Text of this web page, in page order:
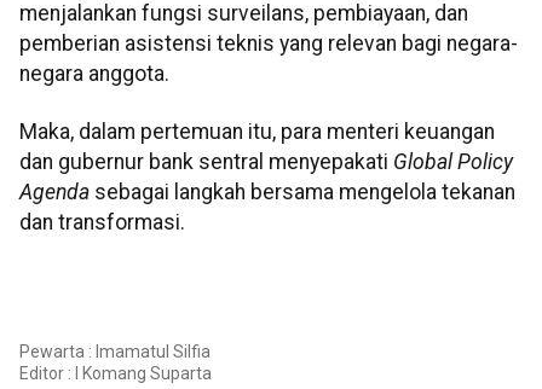
menjalankan fungsi surveilans, pembiayaan, dan
pemberian asistensi teknis yang relevan bagi negara-
negara anggota.
Maka, dalam pertemuan itu, para menteri keuangan
dan gubernur bank sentral menyepakati Global Policy
Agenda sebagai langkah bersama mengelola tekanan
dan transformasi.
Pewarta : Imamatul Silfia
Editor :
I Komang Suparta